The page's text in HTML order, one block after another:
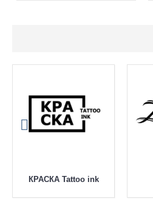
КРАСКА Tattoo ink